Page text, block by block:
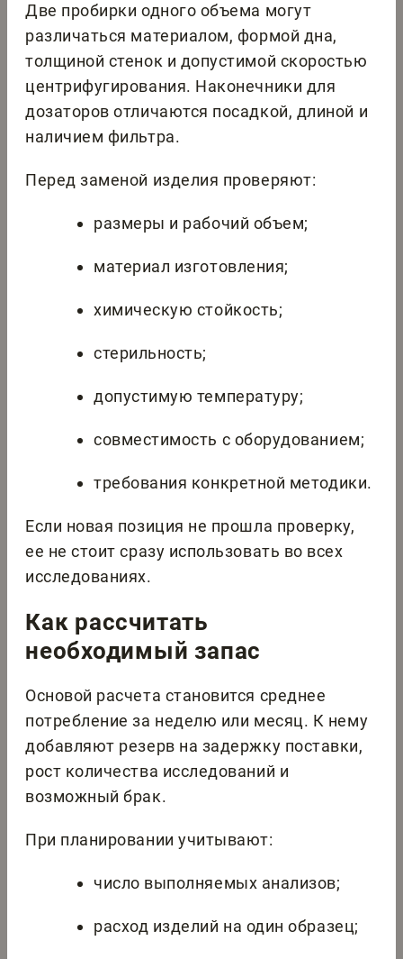
Две пробирки одного объема могут
различаться материалом, формой дна,
толщиной стенок и допустимой скоростью
центрифугирования. Наконечники для
дозаторов отличаются посадкой, длиной и
наличием фильтра.
Перед заменой изделия проверяют:
размеры и рабочий объем;
материал изготовления;
химическую стойкость;
стерильность;
допустимую температуру;
совместимость с оборудованием;
требования конкретной методики.
Если новая позиция не прошла проверку,
ее не стоит сразу использовать во всех
исследованиях.
Как рассчитать
необходимый запас
Основой расчета становится среднее
потребление за неделю или месяц. К нему
добавляют резерв на задержку поставки,
рост количества исследований и
возможный брак.
При планировании учитывают:
число выполняемых анализов;
расход изделий на один образец;